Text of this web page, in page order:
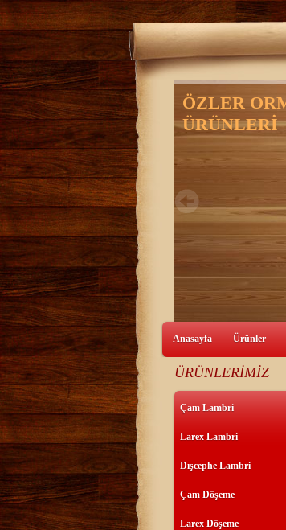
Anasayfa Ürünler
ÜRÜNLERİMİZ
Çam Lambri
Larex Lambri
Dışcephe Lambri
Çam Döşeme
Larex Döşeme